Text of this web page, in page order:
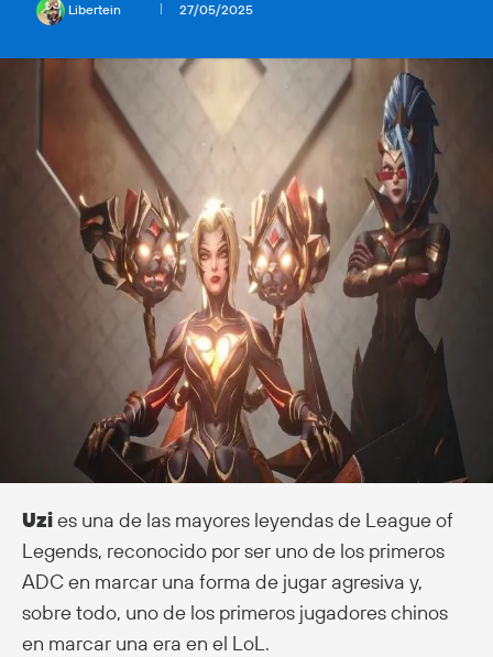
Libertein 27/05/2025
Uzies una de las mayores leyendas de League of
Legends, reconocido por ser uno de los primeros
ADC en marcar una forma de jugar agresiva y,
sobre todo, uno de los primeros jugadores chinos
en marcar una era en el LoL.